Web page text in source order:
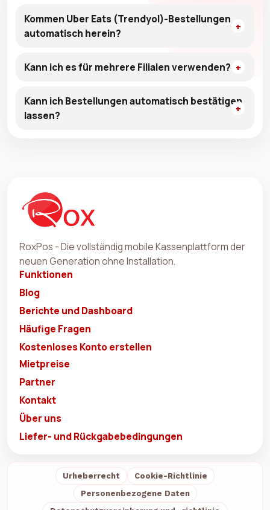
Kommen Uber Eats (Trendyol)-Bestellungen
automatisch herein?
Kann ich es für mehrere Filialen verwenden?
Kann ich Bestellungen automatisch bestätigen
lassen?
RoxPos - Die vollständig mobile Kassenplattform der
neuen Generation ohne Installation.
Funktionen
Blog
Berichte und Dashboard
Häufige Fragen
Kostenloses Konto erstellen
Mietpreise
Partner
Kontakt
Über uns
Liefer- und Rückgabebedingungen
Urheberrecht
Cookie-Richtlinie
Personenbezogene Daten